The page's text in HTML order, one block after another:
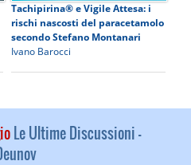
Tachipirina® e Vigile Attesa: i
rischi nascosti del paracetamolo
secondo Stefano Montanari
Ivano Barocci
Le Ultime Discussioni -